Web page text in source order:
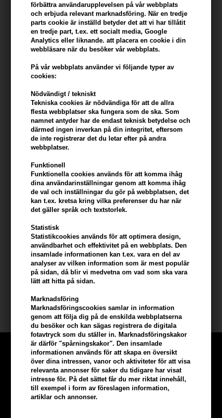
förbättra användarupplevelsen på vår webbplats
och erbjuda relevant marknadsföring. När en tredje
parts cookie är inställd betyder det att vi har tillåtit
en tredje part, t.ex. ett socialt media, Google
Analytics eller liknande. att placera en cookie i din
webbläsare när du besöker vår webbplats.
På vår webbplats använder vi följande typer av
cookies:
Nödvändigt / tekniskt
Tekniska cookies är nödvändiga för att de allra
flesta webbplatser ska fungera som de ska. Som
namnet antyder har de endast teknisk betydelse och
därmed ingen inverkan på din integritet, eftersom
de inte registrerar det du letar efter på andra
webbplatser.
Funktionell
Funktionella cookies används för att komma ihåg
dina användarinställningar genom att komma ihåg
de val och inställningar du gör på webbplatsen, det
kan t.ex. kretsa kring vilka preferenser du har när
det gäller språk och textstorlek.
Statistisk
Statistikcookies används för att optimera design,
användbarhet och effektivitet på en webbplats. Den
insamlade informationen kan t.ex. vara en del av
analyser av vilken information som är mest populär
på sidan, då blir vi medvetna om vad som ska vara
lätt att hitta på sidan.
Marknadsföring
Marknadsföringscookies samlar in information
genom att följa dig på de enskilda webbplatserna
du besöker och kan sägas registrera de digitala
fotavtryck som du ställer in. Marknadsföringskakor
är därför "spårningskakor". Den insamlade
informationen används för att skapa en översikt
över dina intressen, vanor och aktiviteter för att visa
relevanta annonser för saker du tidigare har visat
intresse för. På det sättet får du mer riktat innehåll,
till exempel i form av föreslagen information,
artiklar och annonser.
Beskrivning Recensioner Tillverkare
Lernberger Stafsing Hydrating & Strengthening Conditioner 500ml
Ett fuktgivande och stärkande balsam som återställer och
Egenskaper
Detta balsam har utvecklats för att ge intensiv fukt och styrka till
torrt och försvagat hår. Den är berikad med arganolja och
sidenproteiner som ger näring och skyddar håret. Formulan
hjälper till att förbättra hårets elasticitet och minskar brott, vilket
gör det mjukt, glänsande och mer motståndskraftigt. Perfekt för
dagligt bruk och passar alla hårtyper som behöver extra vård och
Användning av produkten
- Applicera en lämplig mängd balsam i håret.
- Fördela det jämnt från rot till spets.
- Låt verka i 2-3 minuter.
- Skölj noggrant med vatten.
Storlek: 500ml.
Lernberger Stafsing